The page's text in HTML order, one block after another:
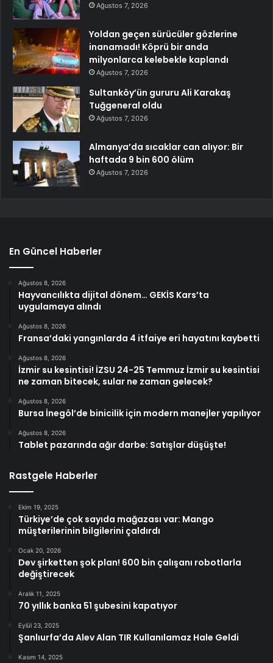
Ağustos 7, 2026
Yoldan geçen sürücüler gözlerine
inanamadı! Köprü bir anda
milyonlarca kelebekle kaplandı
Ağustos 7, 2026
Sultanköy’ün gururu Ali Karakaş
Tuğgeneral oldu
Ağustos 7, 2026
Almanya’da sıcaklar can alıyor: Bir
haftada 9 bin 600 ölüm
Ağustos 7, 2026
En Güncel Haberler
Ağustos 8, 2026
Hayvancılıkta dijital dönem… GEKİS Kars’ta
uygulamaya alındı
Ağustos 8, 2026
Fransa’daki yangınlarda 4 itfaiye eri hayatını kaybetti
Ağustos 8, 2026
İzmir su kesintisi! İZSU 24-25 Temmuz İzmir su kesintisi
ne zaman bitecek, sular ne zaman gelecek?
Ağustos 8, 2026
Bursa İnegöl’de binicilik için modern manejler yapılıyor
Ağustos 8, 2026
Tablet pazarında ağır darbe: Satışlar düşüşte!
Rastgele Haberler
Ekim 19, 2025
Türkiye’de çok sayıda mağazası var: Mango
müşterilerinin bilgilerini çaldırdı
Ocak 20, 2026
Dev şirketten şok plan! 600 bin çalışanı robotlarla
değiştirecek
Aralık 11, 2025
70 yıllık banka 51 şubesini kapatıyor
Eylül 23, 2025
Şanlıurfa’da Alev Alan TIR Kullanılamaz Hale Geldi
Kasım 14, 2025